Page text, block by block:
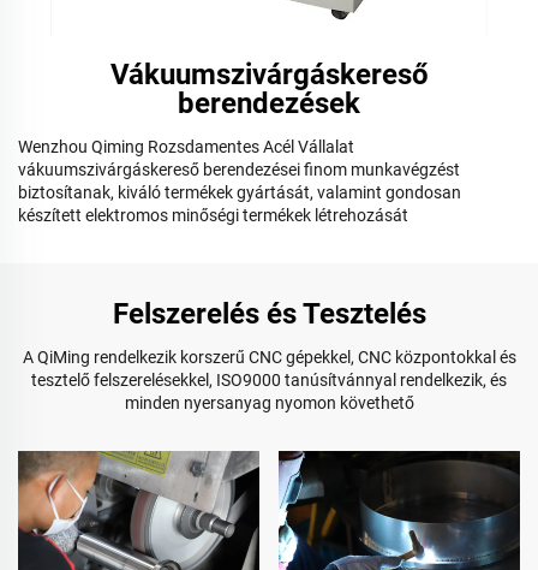
Vákuumszivárgáskereső
berendezések
Wenzhou Qiming Rozsdamentes Acél Vállalat
vákuumszivárgáskereső berendezései finom munkavégzést
biztosítanak, kiváló termékek gyártását, valamint gondosan
készített elektromos minőségi termékek létrehozását
Felszerelés és Tesztelés
A QiMing rendelkezik korszerű CNC gépekkel, CNC központokkal és
tesztelő felszerelésekkel, ISO9000 tanúsítvánnyal rendelkezik, és
minden nyersanyag nyomon követhető